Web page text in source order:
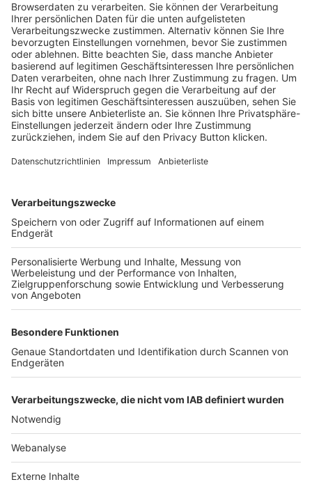
Trainerausbildung
Schulungsangebot Vereinsmitarbeiter
BFV-Geschäftsstellen
Trainerbörse
Login SpielPlus
FOLGE DEM BFV
TOP-VEREINE
TOP-PARTNER
Nutzungsbedingungen Datenschutz Impressum